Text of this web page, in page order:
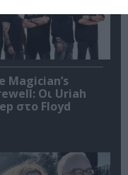
Magician’s
Οι Uriah
στο Floyd